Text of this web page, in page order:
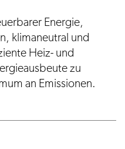
Energie,
klimaneutral und
Heiz- und
zu
an Emissionen.